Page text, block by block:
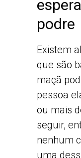
podre
Existem
que são
maçã
pessoa
ou mais
seguir,
nenhum
uma